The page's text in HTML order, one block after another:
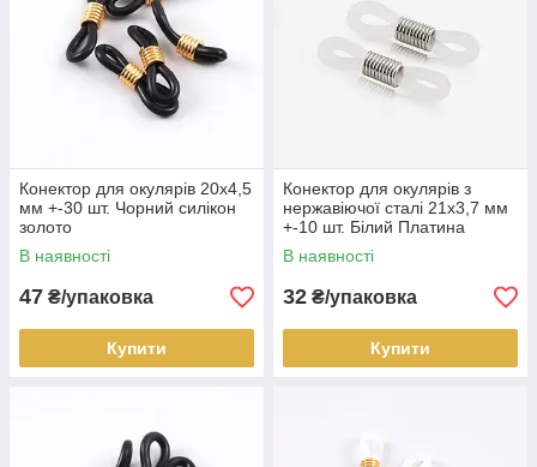
Конектор для окулярів 20х4,5
мм +-30 шт. Чорний силікон
золото
В наявності
47 ₴/упаковка
Купити
Конектор для окулярів з
нержавіючої сталі 21х3,7 мм
+-10 шт. Білий Платина
В наявності
32 ₴/упаковка
Купити